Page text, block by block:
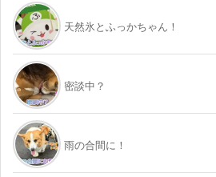
天然氷とふっかちゃん！
密談中？
雨の合間に！